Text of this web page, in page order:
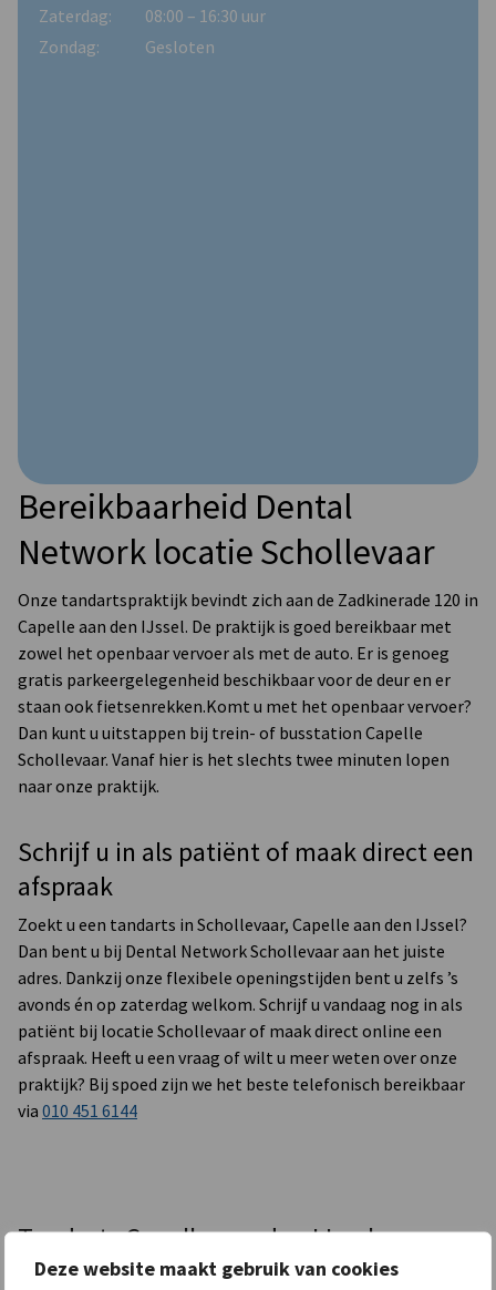
Deze website maakt gebruik van cookies
Zaterdag:
Zondag:
08:00 – 16:30 uur
Gesloten
Bereikbaarheid Dental
Network locatie Schollevaar
Onze tandartspraktijk bevindt zich aan de Zadkinerade 120 in
Capelle aan den IJssel. De praktijk is goed bereikbaar met
zowel het openbaar vervoer als met de auto. Er is genoeg
gratis parkeergelegenheid beschikbaar voor de deur en er
staan ook fietsenrekken.Komt u met het openbaar vervoer?
Dan kunt u uitstappen bij trein- of busstation Capelle
Schollevaar. Vanaf hier is het slechts twee minuten lopen
naar onze praktijk.
Schrijf u in als patiënt of maak direct een
afspraak
Zoekt u een tandarts in Schollevaar, Capelle aan den IJssel?
Dan bent u bij Dental Network Schollevaar aan het juiste
adres. Dankzij onze flexibele openingstijden bent u zelfs ’s
avonds én op zaterdag welkom. Schrijf u vandaag nog in als
patiënt bij locatie Schollevaar of maak direct online een
afspraak. Heeft u een vraag of wilt u meer weten over onze
praktijk? Bij spoed zijn we het beste telefonisch bereikbaar
via 010 451 6144
Tandarts Capelle aan den IJssel:
ontmoet ons team